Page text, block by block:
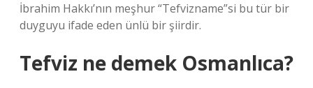
İbrahim Hakkı’nın meşhur “Tefvizname”si bu tür bir
duyguyu ifade eden ünlü bir şiirdir.
Tefviz ne demek Osmanlıca?